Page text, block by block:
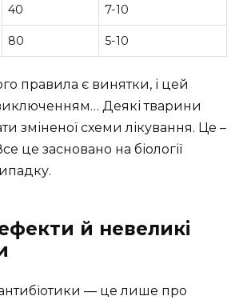
40 7-10
80 5-10
правила є винятки, і цей
Деякі тварини
зміненої схеми лікування. Це –
це засновано на біології
й невеликі
— це лише про